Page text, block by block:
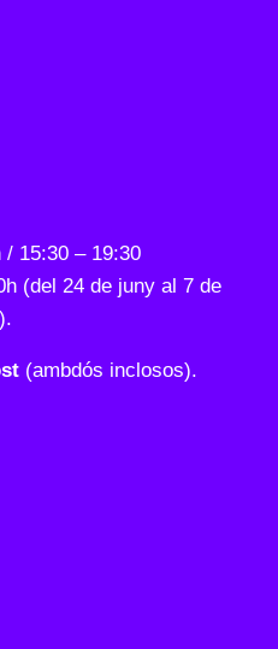
15:30 – 19:30
(del 24 de juny al 7 de
(ambdós inclosos).